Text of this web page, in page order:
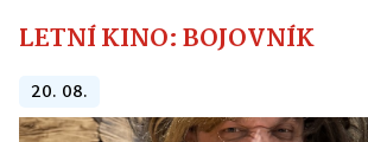
LETNÍ KINO: BOJOVNÍK
20. 08.